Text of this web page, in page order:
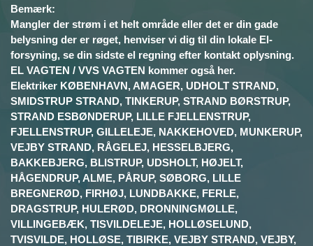
Bemærk:
Mangler der strøm i et helt område eller det er din gade
belysning der er røget, henviser vi dig til din lokale El-
forsyning, se din sidste el regning efter kontakt oplysning.
EL VAGTEN / VVS VAGTEN kommer også her.
Elektriker KØBENHAVN, AMAGER, UDHOLT STRAND,
SMIDSTRUP STRAND, TINKERUP, STRAND BØRSTRUP,
STRAND ESBØNDERUP, LILLE FJELLENSTRUP,
FJELLENSTRUP, GILLELEJE, NAKKEHOVED, MUNKERUP,
VEJBY STRAND, RÅGELEJ, HESSELBJERG,
BAKKEBJERG, BLISTRUP, UDSHOLT, HØJELT,
HÅGENDRUP, ALME, PÅRUP, SØBORG, LILLE
BREGNERØD, FIRHØJ, LUNDBAKKE, FERLE,
DRAGSTRUP, HULERØD, DRONNINGMØLLE,
VILLINGEBÆK, TISVILDELEJE, HOLLØSELUND,
TVISVILDE, HOLLØSE, TIBIRKE, VEJBY STRAND, VEJBY,